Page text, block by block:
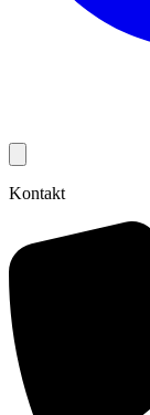
Kontakt